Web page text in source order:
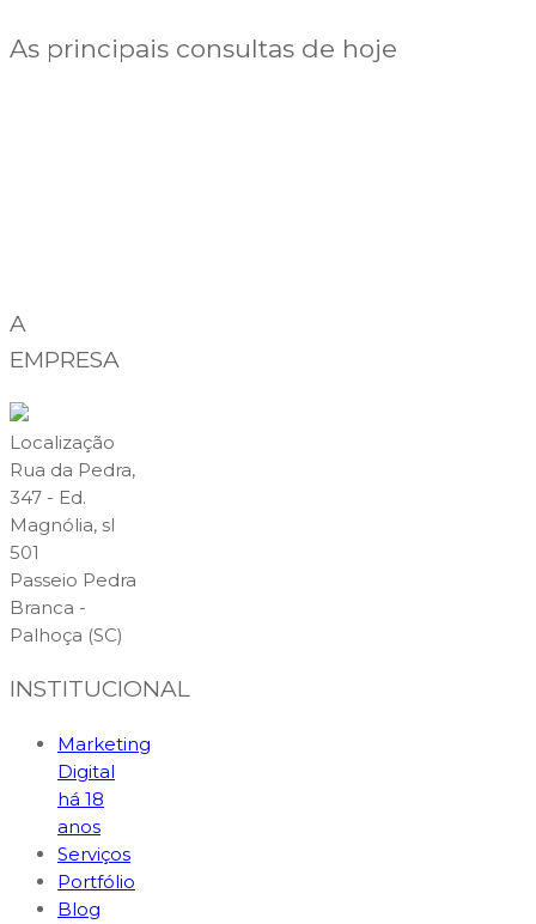
As principais consultas de hoje
A
EMPRESA
Localização
Rua da Pedra,
347 - Ed.
Magnólia, sl
501
Passeio Pedra
Branca -
Palhoça (SC)
INSTITUCIONAL
Marketing
Digital
há 18
anos
Serviços
Portfólio
Blog